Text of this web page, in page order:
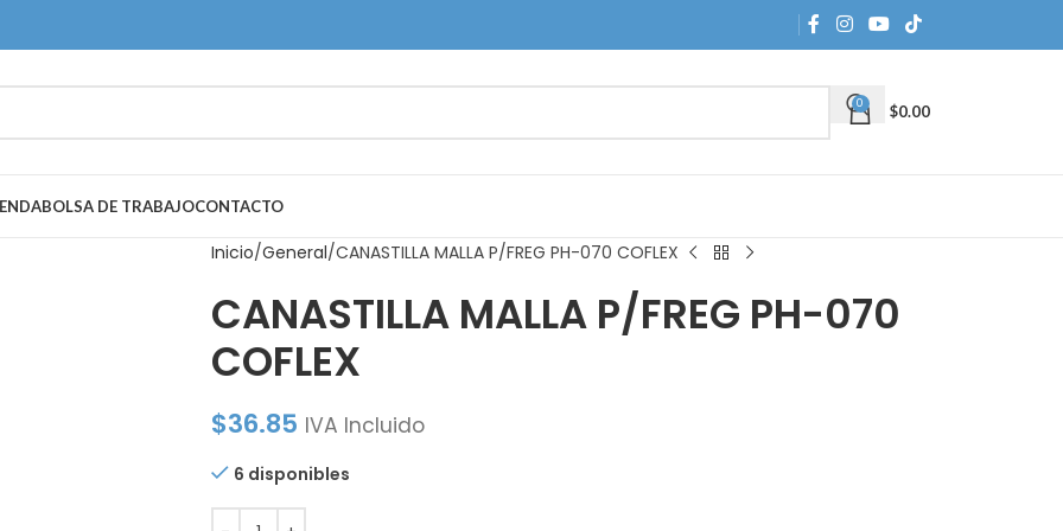
0 $0.00
BOLSA DE TRABAJOCONTACTO
Inicio General CANASTILLA MALLA P/FREG PH-070 COFLEX
CANASTILLA MALLA P/FREG PH-070
COFLEX
$36.85 IVA Incluido
6 disponibles